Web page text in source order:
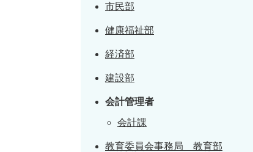
市民部
健康福祉部
経済部
建設部
会計管理者
会計課
教育委員会事務局 教育部